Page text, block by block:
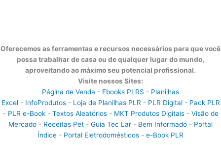
Oferecemos as ferramentas e recursos necessários para que você
possa trabalhar de casa ou de qualquer lugar do mundo,
aproveitando ao máximo seu potencial profissional.
Visite nossos Sites:
Página de Venda - Ebooks PLRS - Planilhas
Excel- InfoProdutos- Loja de Planilhas PLR - PLR Digital- Pack PLR
- PLR e-Book- Textos Aleatórios- MKT Produtos Digitais- Visão de
Mercado - Receitas Pet - Guia Tec Lar - Bem Informado - Portal
Índice - Portal Eletrodomésticos - e-Book PLR